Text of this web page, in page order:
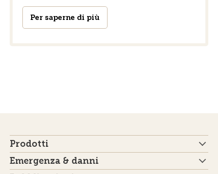
Per saperne di più
Prodotti
Emergenza & danni